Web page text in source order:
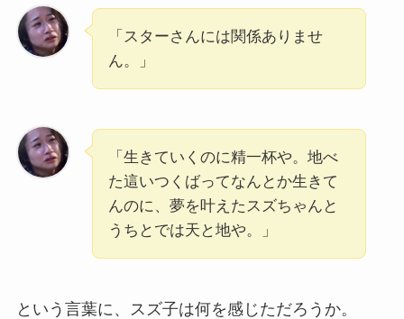
「スターさんには関係ありませ
ん。」
「生きていくのに精一杯や。地べ
た這いつくばってなんとか生きて
んのに、夢を叶えたスズちゃんと
うちとでは天と地や。」
という言葉に、スズ子は何を感じただろうか。